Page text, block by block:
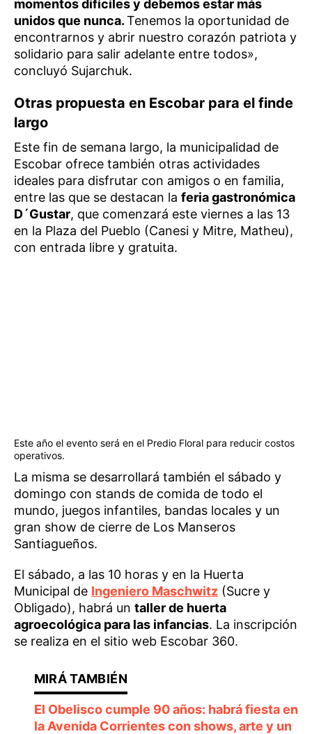
momentos difíciles y debemos estar más
unidos que nunca.Tenemos la oportunidad de
encontrarnos y abrir nuestro corazón patriota y
solidario para salir adelante entre todos»,
concluyó Sujarchuk.
Otras propuesta en Escobar para el finde
largo
Este fin de semana largo, la municipalidad de
Escobar ofrece también otras actividades
ideales para disfrutar con amigos o en familia,
entre las que se destacan la feria gastronómica
D´Gustar, que comenzará este viernes a las 13
en la Plaza del Pueblo (Canesi y Mitre, Matheu),
con entrada libre y gratuita.
Este año el evento será en el Predio Floral para reducir costos
operativos.
La misma se desarrollará también el sábado y
domingo con stands de comida de todo el
mundo, juegos infantiles, bandas locales y un
gran show de cierre de Los Manseros
Santiagueños.
El sábado, a las 10 horas y en la Huerta
Municipal de Ingeniero Maschwitz (Sucre y
Obligado), habrá un taller de huerta
agroecológica para las infancias. La inscripción
se realiza en el sitio web Escobar 360.
El Obelisco cumple 90 años: habrá fiesta en
la Avenida Corrientes con shows, arte y un